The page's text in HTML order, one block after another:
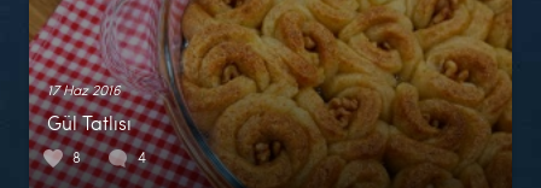
17 Haz 2016
Gül Tatlısı
8 4